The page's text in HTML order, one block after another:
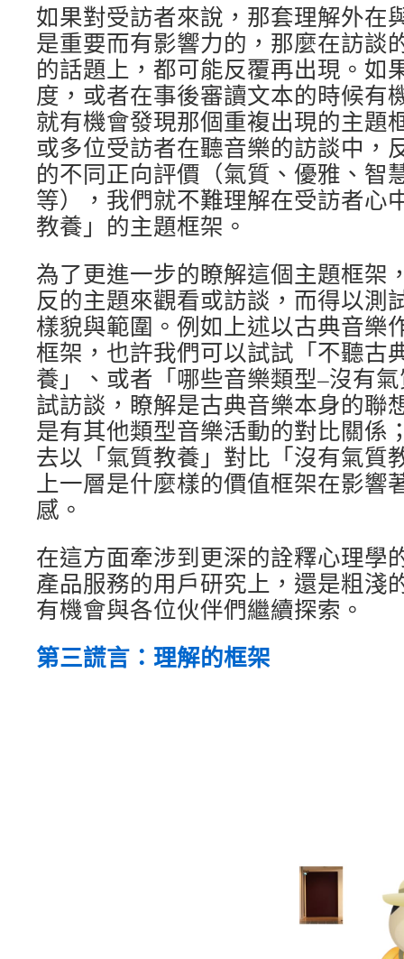
如果對受訪者來說，那套理解外在
是重要而有影響力的，那麼在訪談
的話題上，都可能反覆再出現。如
度，或者在事後審讀文本的時候有
就有機會發現那個重複出現的主題
或多位受訪者在聽音樂的訪談中，
的不同正向評價（氣質、優雅、智
等），我們就不難理解在受訪者
教養」的主題框架。
為了更進一步的瞭解這個主題框架
反的主題來觀看或訪談，而得以測
樣貌與範圍。例如上述以古典音樂
框架，也許我們可以試試「不聽
養」、或者「哪些音樂類型–沒有
試訪談，瞭解是古典音樂本身的聯
是有其他類型音樂活動的對比關係
去以「氣質教養」對比「沒有氣質
上一層是什麼樣的價值框架在影響
感。
在這方面牽涉到更深的詮釋心理學
產品服務的用戶研究上，還是粗淺
有機會與各位伙伴們繼續探索。
第三謊言：理解的框架